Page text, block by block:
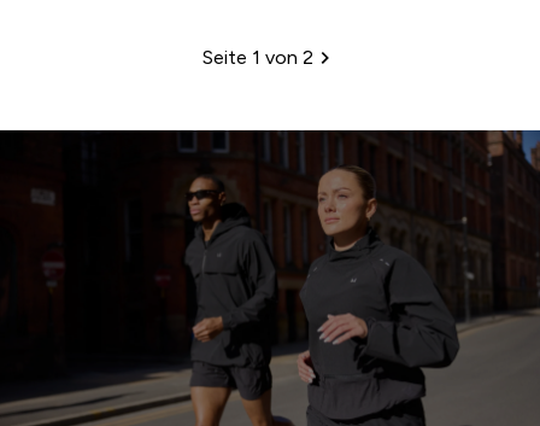
Paginierung
Seite 1 von 2